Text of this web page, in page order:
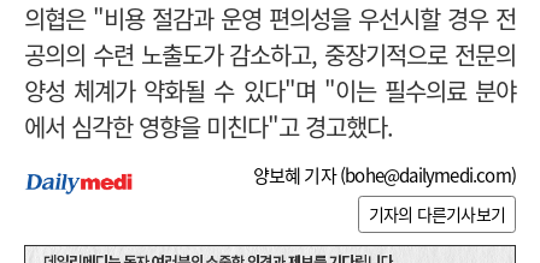
의협은 "비용 절감과 운영 편의성을 우선시할 경우 전
공의의 수련 노출도가 감소하고, 중장기적으로 전문의
양성 체계가 약화될 수 있다"며 "이는 필수의료 분야
에서 심각한 영향을 미친다"고 경고했다.
양보혜 기자 (bohe@dailymedi.com)
기자의 다른기사보기